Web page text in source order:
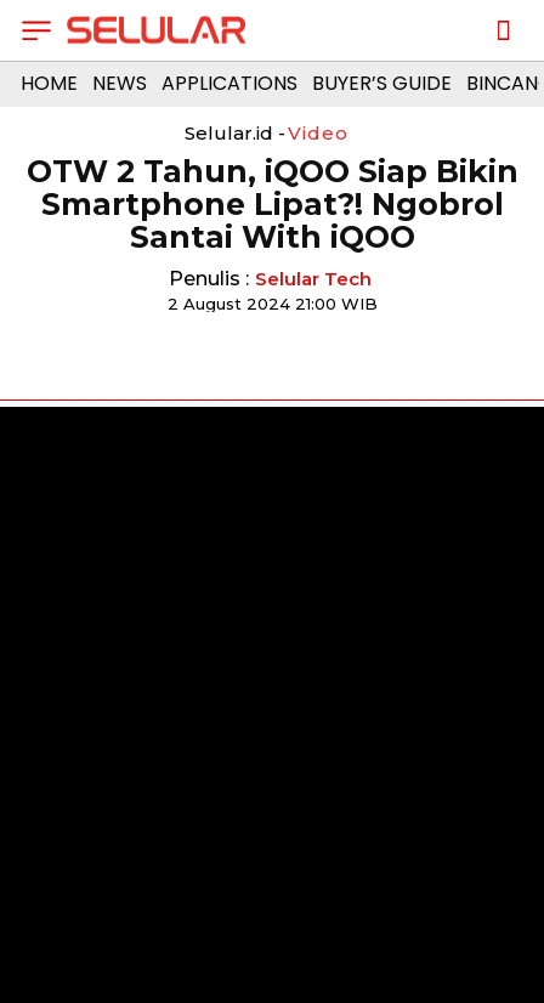
HOME NEWS APPLICATIONS BUYER’S GUIDE
Selular.id -Video
OTW 2 Tahun, iQOO Siap Bikin
Smartphone Lipat?! Ngobrol
Santai With iQOO
Penulis : Selular Tech
2 August 2024 21:00 WIB